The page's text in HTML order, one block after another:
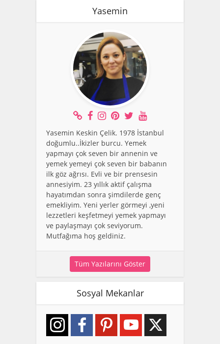
Yasemin
Yasemin Keskin Çelik. 1978 İstanbul
doğumlu..İkizler burcu. Yemek
yapmayı çok seven bir annenin ve
yemek yemeyi çok seven bir babanın
ilk göz ağrısı. Evli ve bir prensesin
annesiyim. 23 yıllık aktif çalışma
hayatımdan sonra şimdilerde genç
emekliyim. Yeni yerler görmeyi ,yeni
lezzetleri keşfetmeyi yemek yapmayı
ve paylaşmayı çok seviyorum.
Mutfağıma hoş geldiniz.
Tüm Yazılarını Göster
Sosyal Mekanlar